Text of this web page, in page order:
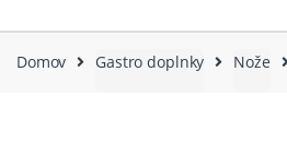
Domov Gastro doplnky Nože